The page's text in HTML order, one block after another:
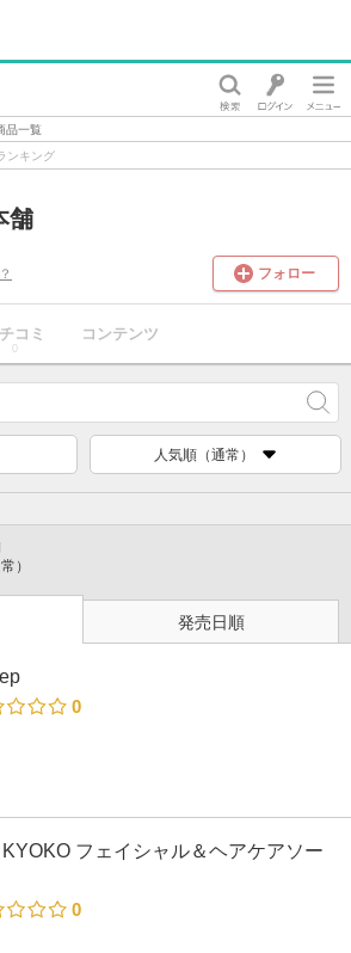
品一覧
ンキング
舗
フォロー
コミ
0
コンテンツ
人気順（通常）
）
発売日順
0
フェイシャル＆ヘアケアソー
0